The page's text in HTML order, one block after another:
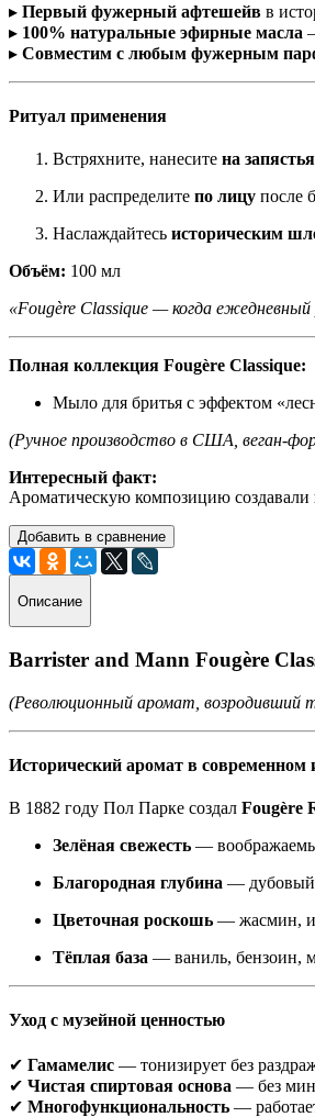
▸ Первый фужерный афтешейв в
▸ 100% натуральные эфирные масла
▸ Совместим с любым фужерным
Ритуал применения
Встряхните, нанесите на
Или распределите по лицу после
Наслаждайтесь историческим
Объём: 100 мл
«Fougère Classique — когда
Полная коллекция Fougère Classique:
Мыло для бритья с эффектом
(Ручное производство в США, веган-
Интересный факт:
Ароматическую композицию создавали
Добавить в сравнение
Описание
Barrister and Mann Fougère
(Революционный аромат, возродивший
Исторический аромат в современном
В 1882 году Пол Парке создал Fougère
Зелёная свежесть —
Благородная глубина — дубовый
Цветочная роскошь — жасмин,
Тёплая база — ваниль, бензоин,
Уход с музейной ценностью
✔ Гамамелис — тонизирует без
✔ Чистая спиртовая основа — без
✔ Многофункциональность —